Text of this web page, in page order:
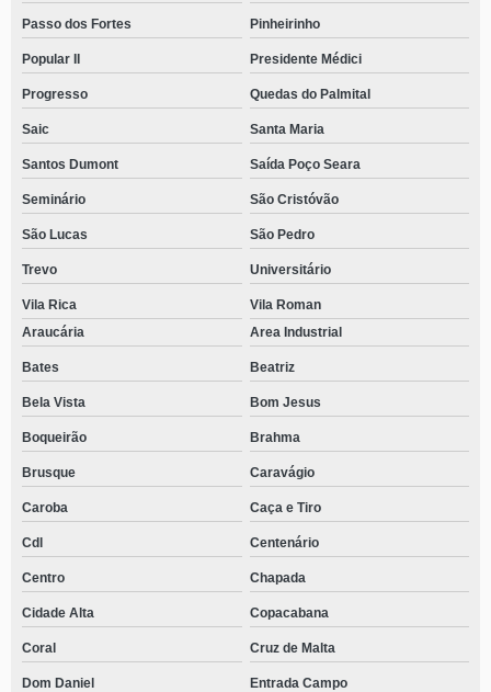
Passo dos Fortes Pinheirinho
Popular II Presidente Médici
Progresso Quedas do Palmital
Saic Santa Maria
Santos Dumont Saída Poço Seara
Seminário São Cristóvão
São Lucas São Pedro
Trevo Universitário
Vila Rica
Vila Roman
Araucária
Area Industrial
Bates Beatriz
Bela Vista Bom Jesus
Boqueirão Brahma
Brusque Caravágio
Caroba Caça e Tiro
Cdl Centenário
Centro Chapada
Cidade Alta Copacabana
Coral Cruz de Malta
Dom Daniel Entrada Campo